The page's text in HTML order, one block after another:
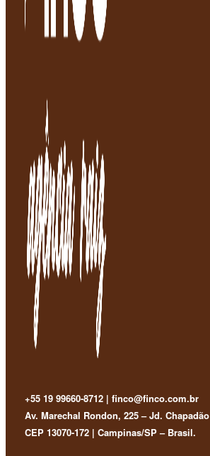
+55 19 99660-8712 | finco@finco.com.br
Av. Marechal Rondon, 225 – Jd. Chapadão
CEP 13070-172 | Campinas/SP – Brasil.